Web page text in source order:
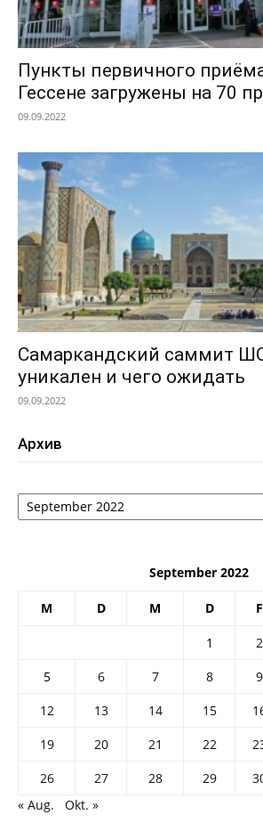
Пункты первичного
Гессене загружены на 70
09.09.2022
Самаркандский саммит
уникален и чего ожидать
09.09.2022
Архив
Архив
September 2022
M D M D F
1 2
5
6 7 8 9
12
13 14 15
19
20 21 22
26
27 28 29
« Aug.
Okt. »